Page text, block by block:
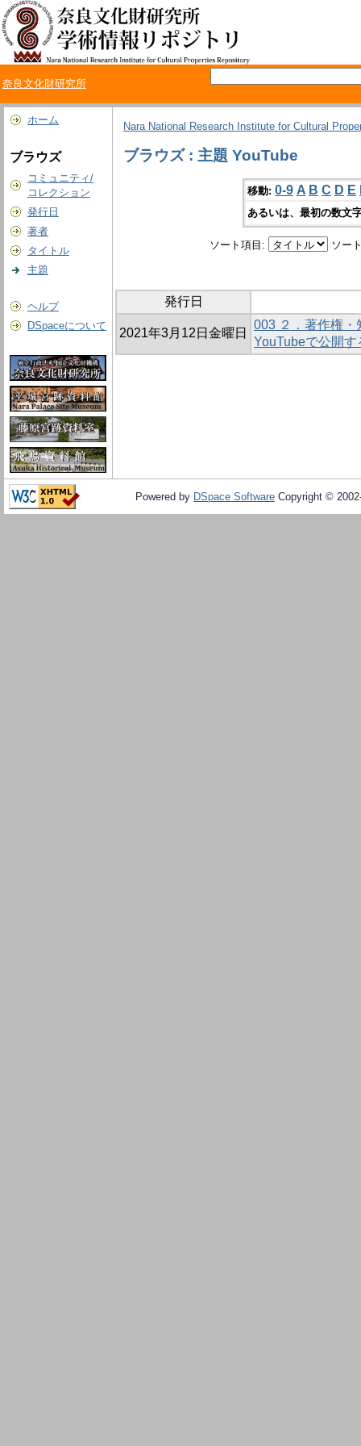
奈良文化財研究所
ホーム
ブラウズ
コミュニティ/
コレクション
発行日
著者
タイトル
主題
ヘルプ
DSpaceについて
Nara National Research Institute for Cultural
ブラウズ : 主題 YouTube
移動: 0-9 A B C D E
あるいは、最初の数文
ソート項目: ソー
発行日
2021年3月12日金曜日
003 ２．著作権・
YouTubeで公開
Powered by DSpace Software Copyright ©